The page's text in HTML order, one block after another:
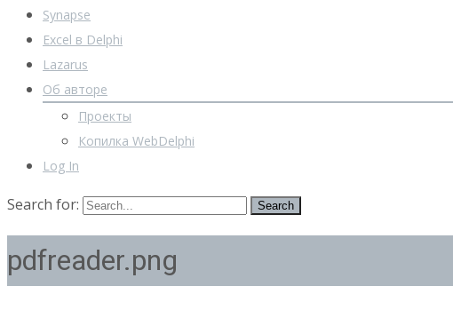
Synapse
Excel в Delphi
Lazarus
Об авторе
Проекты
Копилка WebDelphi
Log In
Search for:
pdfreader.png